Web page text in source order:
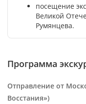
посещение
Великой
Румянцева.
Программа
Отправление от
Восстания»)